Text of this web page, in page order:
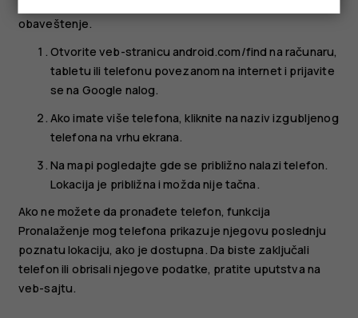
obaveštenje.
Otvorite veb-stranicu android.com/find na računaru,
tabletu ili telefonu povezanom na internet i prijavite
se na Google nalog.
Ako imate više telefona, kliknite na naziv izgubljenog
telefona na vrhu ekrana.
Na mapi pogledajte gde se približno nalazi telefon.
Lokacija je približna i možda nije tačna.
Ako ne možete da pronađete telefon, funkcija
Pronalaženje mog telefona prikazuje njegovu poslednju
poznatu lokaciju, ako je dostupna. Da biste zaključali
telefon ili obrisali njegove podatke, pratite uputstva na
veb-sajtu.